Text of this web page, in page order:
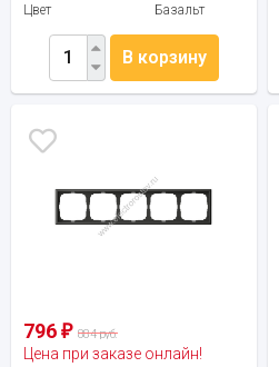
Цвет
Базальт
В корзину
796 ₽ 884 руб.
Цена при заказе онлайн!